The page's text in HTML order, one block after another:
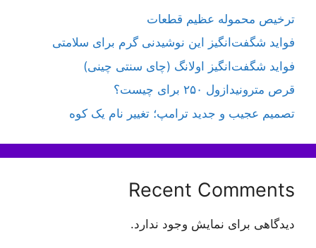
ترخیص محموله عظیم قطعات
فواید شگفت‌انگیز این نوشیدنی گرم برای سلامتی
فواید شگفت‌انگیز اولانگ (چای سنتی چینی)
قرص مترونیدازول ۲۵۰ برای چیست؟
تصمیم عجیب و جدید ترامپ؛ تغییر نام یک کوه
Recent Comments
دیدگاهی برای نمایش وجود ندارد.